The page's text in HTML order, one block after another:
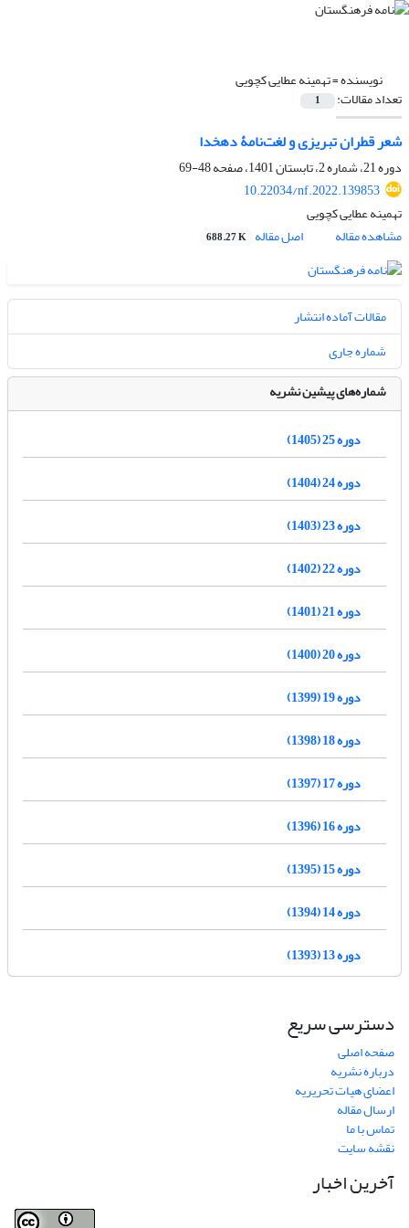
نویسنده =تهمینه عطایی کچویی
تعداد مقالات: 1
شعر قطران تبریزی و لغت‌نامۀ دهخدا
دوره 21، شماره 2، تابستان 1401، صفحه
48-69
10.22034/nf.2022.139853
تهمینه عطایی کچویی
مشاهده مقاله
اصل مقاله 688.27 K
مقالات آماده انتشار
شماره جاری
شماره‌های پیشین نشریه
دوره 25 (1405)
دوره 24 (1404)
دوره 23 (1403)
دوره 22 (1402)
دوره 21 (1401)
دوره 20 (1400)
دوره 19 (1399)
دوره 18 (1398)
دوره 17 (1397)
دوره 16 (1396)
دوره 15 (1395)
دوره 14 (1394)
دوره 13 (1393)
دسترسی سریع
صفحه اصلی
درباره نشریه
اعضای هیات تحریریه
ارسال مقاله
تماس با ما
نقشه سایت
آخرین اخبار